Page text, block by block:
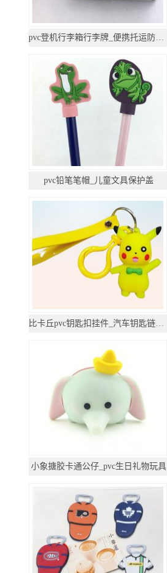
pvc登机行李箱行李牌_便携托运防丢挂件
pvc铅笔笔帽_儿童文具保护盖
比卡丘pvc钥匙扣挂件_汽车钥匙链公仔挂饰
小象搪胶卡通公仔_pvc生日礼物玩具